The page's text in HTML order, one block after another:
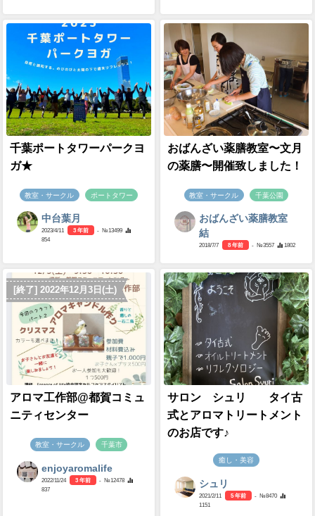
千葉ポートタワーパークヨ
ガ★
教室・サークル ポートタワー
中台葉月
2023/4/11 3 年前
- №13499
854
おばんざい薬膳教室〜文月
の薬膳〜開催致しました！
教室・サークル 千葉公園
おばんざい薬膳教室
結
2018/7/7 8 年前 - №3557 1802
[終了] 2022年12月3日(土)
アロマ工作部@都賀コミュ
ニティセンター
教室・サークル 千葉市
enjoyaromalife
2022/11/24 3 年前
- №12478
837
サロン シュリ タイ古
式とアロマトリートメント
のお店です♪
癒し・美容
シュリ
2021/2/11 5 年前
- №8470
1151